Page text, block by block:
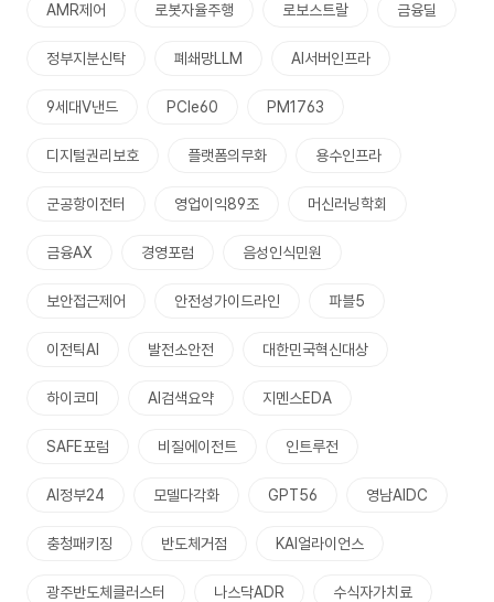
AMR제어 로봇자율주행 로보스트랄 금융딜
정부지분신탁 폐쇄망LLM AI서버인프라
9세대V낸드 PCIe60 PM1763
디지털권리보호 플랫폼의무화 용수인프라
군공항이전터 영업이익89조 머신러닝학회
금융AX 경영포럼 음성인식민원
보안접근제어 안전성가이드라인 파블5
이전틱AI 발전소안전 대한민국혁신대상
하이코미 AI검색요약 지멘스EDA
SAFE포럼 비질에이전트 인트루전
AI정부24 모델다각화 GPT56 영남AIDC
충청패키징 반도체거점 KAI얼라이언스
광주반도체클러스터 나스닥ADR 수식자가치료